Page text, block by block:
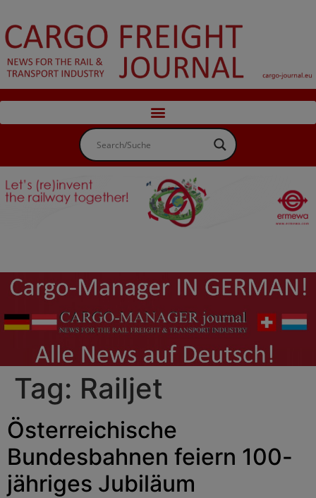
Tag: Railjet
Österreichische
Bundesbahnen feiern 100-
jähriges Jubiläum